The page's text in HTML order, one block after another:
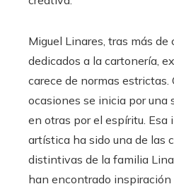
Miguel Linares, tras más de
dedicados a la cartonería,
carece de normas estrictas.
ocasiones se inicia por una
en otras por el espíritu. Esa
artística ha sido una de las
distintivas de la familia
han encontrado inspiración